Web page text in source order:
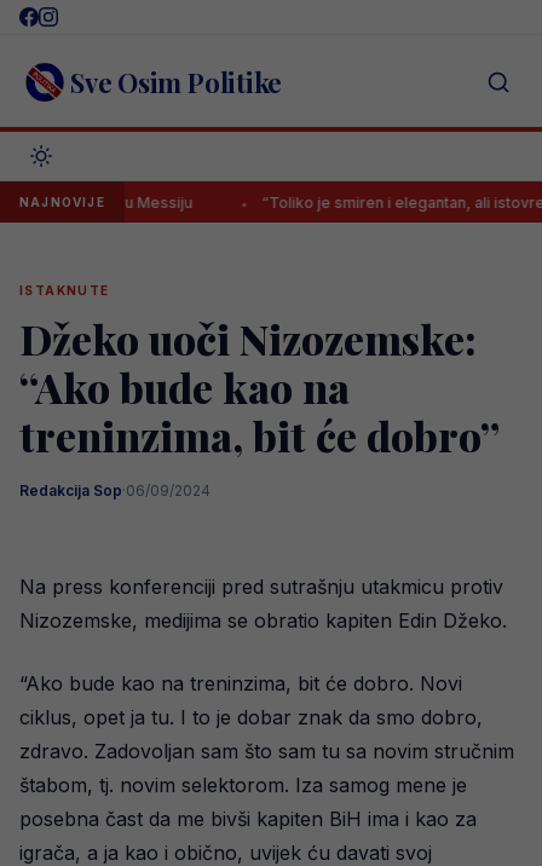
Skip
content Sve Osim Politike
NAJNOVIJE
Messiju “Toliko je smiren i elegantan, ali istovremeno
ISTAKNUTE
Džeko uoči Nizozemske:
“Ako bude kao na
treninzima, bit će dobro”
Redakcija Sop·06/09/2024
Na press konferenciji pred sutrašnju utakmicu protiv
Nizozemske, medijima se obratio kapiten Edin Džeko.
“Ako bude kao na treninzima, bit će dobro. Novi
ciklus, opet ja tu. I to je dobar znak da smo dobro,
zdravo. Zadovoljan sam što sam tu sa novim stručnim
štabom, tj. novim selektorom. Iza samog mene je
posebna čast da me bivši kapiten BiH ima i kao za
igrača, a ja kao i obično, uvijek ću davati svoj